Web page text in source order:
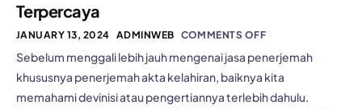
Terpercaya
JANUARY 13, 2024 ADMINWEB COMMENTS OFF
Sebelum menggali lebih jauh mengenai jasa penerjemah
khususnya penerjemah akta kelahiran, baiknya kita
memahami devinisi atau pengertiannya terlebih dahulu.